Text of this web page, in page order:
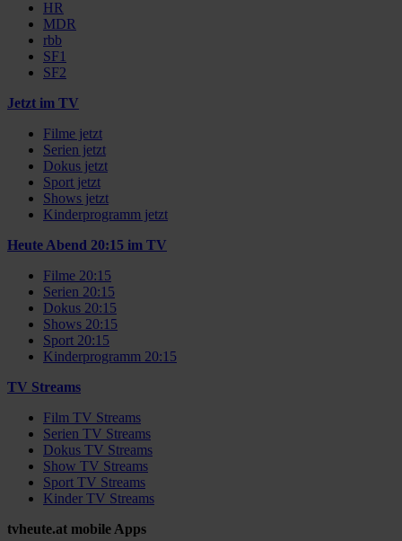
HR
MDR
rbb
SF1
SF2
Jetzt im TV
Filme jetzt
Serien jetzt
Dokus jetzt
Sport jetzt
Shows jetzt
Kinderprogramm jetzt
Heute Abend 20:15 im TV
Filme 20:15
Serien 20:15
Dokus 20:15
Shows 20:15
Sport 20:15
Kinderprogramm 20:15
TV Streams
Film TV Streams
Serien TV Streams
Dokus TV Streams
Show TV Streams
Sport TV Streams
Kinder TV Streams
tvheute.at mobile Apps